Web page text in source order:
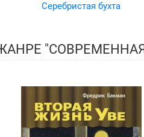
Серебристая бухта